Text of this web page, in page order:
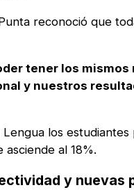
reconoció que
tener los
y nuestros
los
al 18%.
y nuevas